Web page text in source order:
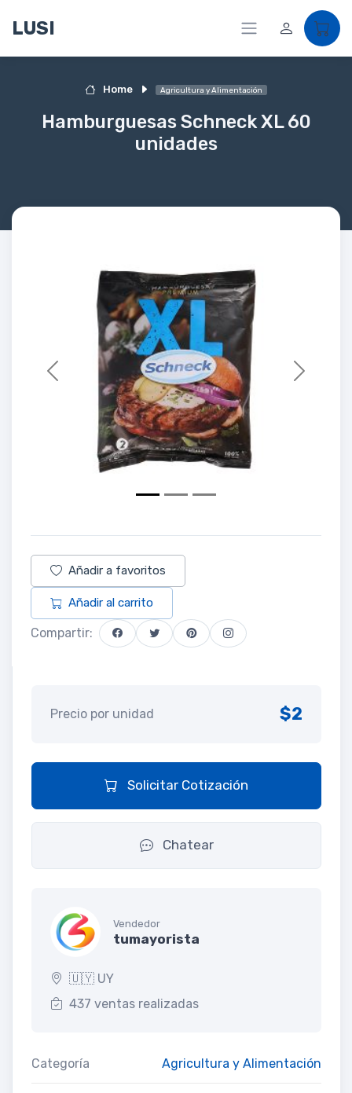
LUSI
Home Agricultura y Alimentación
Hamburguesas Schneck XL 60
unidades
Previous Next
Añadir a favoritos
Añadir al carrito
Compartir:
Precio por unidad $2
Solicitar Cotización
Chatear
Vendedor
tumayorista
🇺🇾 UY
437 ventas realizadas
Categoría Agricultura y Alimentación